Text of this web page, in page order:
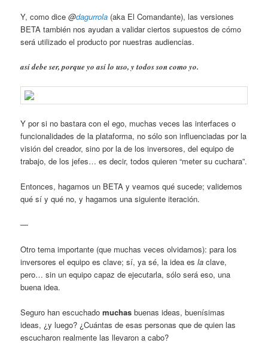
Y, como dice@dagurrola (aka El Comandante), las versiones
BETA también nos ayudan a validar ciertos supuestos de cómo
será utilizado el producto por nuestras audiencias.
así debe ser, porque yo así lo uso, y todos son como yo.
Y por si no bastara con el ego, muchas veces las interfaces o
funcionalidades de la plataforma, no sólo son influenciadas por la
visión del creador, sino por la de los inversores, del equipo de
trabajo, de los jefes… es decir, todos quieren “meter su cuchara”.
Entonces, hagamos un BETA y veamos qué sucede; validemos
qué sí y qué no, y hagamos una siguiente iteración.
—
Otro tema importante (que muchas veces olvidamos): para los
inversores el equipo es clave; sí, ya sé, la idea esla clave,
pero… sin un equipo capaz de ejecutarla, sólo será eso, una
buena idea.
Seguro han escuchadomuchas buenas ideas, buenísimas
ideas, ¿y luego? ¿Cuántas de esas personas que de quien las
escucharon realmente las llevaron a cabo?